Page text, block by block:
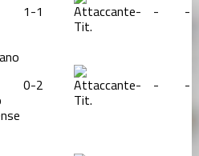
1-1
Tit.
- - -
0-2
Tit.
- - -